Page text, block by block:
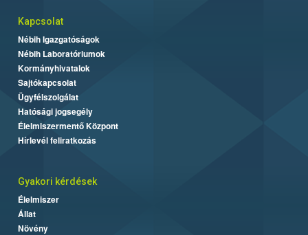
Kapcsolat
Nébih Igazgatóságok
Nébih Laboratóriumok
Kormányhivatalok
Sajtókapcsolat
Ügyfélszolgálat
Hatósági jogsegély
Élelmiszermentő Központ
Hírlevél feliratkozás
Gyakori kérdések
Élelmiszer
Állat
Növény